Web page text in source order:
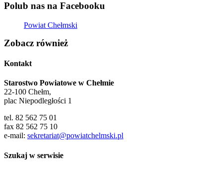
Polub nas na Facebooku
Powiat Chełmski
Zobacz również
Kontakt
Starostwo Powiatowe w Chełmie
22-100 Chełm,
plac Niepodległości 1
tel. 82 562 75 01
fax 82 562 75 10
e-mail: sekretariat@powiatchelmski.pl
Szukaj w serwisie